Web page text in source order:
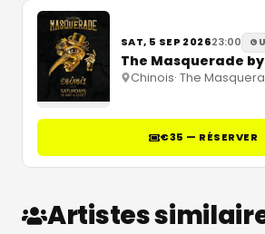
SAT, 5 SEP 202623:00
The Masquerade
Chinois· The
€35 — RÉSERVER
Artistes